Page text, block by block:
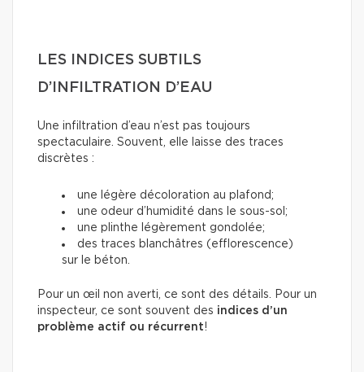
LES INDICES SUBTILS
D’INFILTRATION D’EAU
Une infiltration d’eau n’est pas toujours
spectaculaire. Souvent, elle laisse des traces
discrètes :
une légère décoloration au plafond;
une odeur d’humidité dans le sous-sol;
une plinthe légèrement gondolée;
des traces blanchâtres (efflorescence)
sur le béton.
Pour un œil non averti, ce sont des détails. Pour un
inspecteur, ce sont souvent des indices d’un
problème actif ou récurrent!